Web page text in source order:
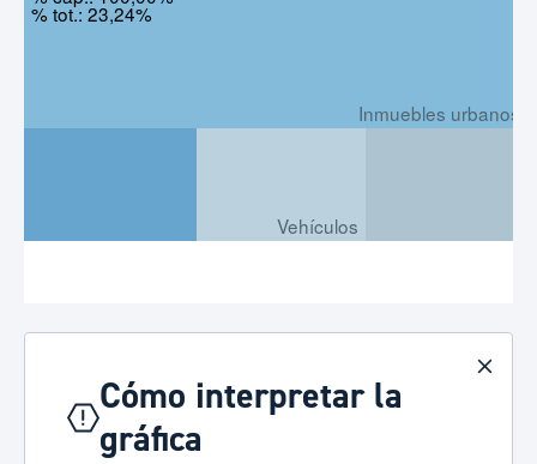
Vehículos
Inmuebles urbanos
% tot.: 23,24%
Cómo interpretar la
gráfica